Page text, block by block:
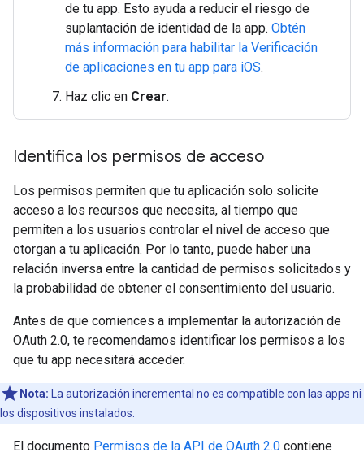
de tu app. Esto ayuda a reducir el riesgo de
suplantación de identidad de la app. Obtén
más información para habilitar la Verificación
de aplicaciones en tu app para iOS.
Haz clic en Crear.
Identifica los permisos de acceso
Los permisos permiten que tu aplicación solo solicite
acceso a los recursos que necesita, al tiempo que
permiten a los usuarios controlar el nivel de acceso que
otorgan a tu aplicación. Por lo tanto, puede haber una
relación inversa entre la cantidad de permisos solicitados y
la probabilidad de obtener el consentimiento del usuario.
Antes de que comiences a implementar la autorización de
OAuth 2.0, te recomendamos identificar los permisos a los
que tu app necesitará acceder.
Nota: La autorización incremental no es compatible con las apps ni
los dispositivos instalados.
El documento Permisos de la API de OAuth 2.0 contiene